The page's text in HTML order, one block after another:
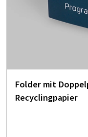
Folder mit
Recyclingpapier